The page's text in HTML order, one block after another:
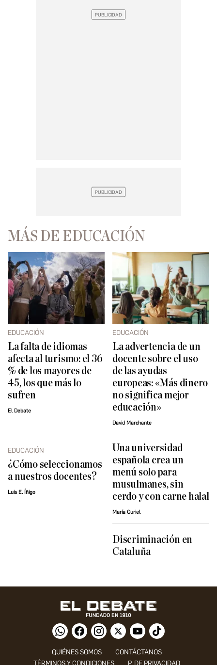
MÁS DE EDUCACIÓN
EDUCACIÓN
La falta de idiomas
afecta al turismo: el 36
% de los mayores de
45, los que más lo
sufren
El Debate
EDUCACIÓN
La advertencia de un
docente sobre el uso
de las ayudas
europeas: «Más dinero
no significa mejor
educación»
David Marchante
EDUCACIÓN
¿Cómo seleccionamos
a nuestros docentes?
Luis E. Íñigo
Una universidad
española crea un
menú solo para
musulmanes, sin
cerdo y con carne halal
María Curiel
Discriminación en
Cataluña
QUIÉNES SOMOS
CONTÁCTANOS
TÉRMINOS Y CONDICIONES
P. DE PRIVACIDAD